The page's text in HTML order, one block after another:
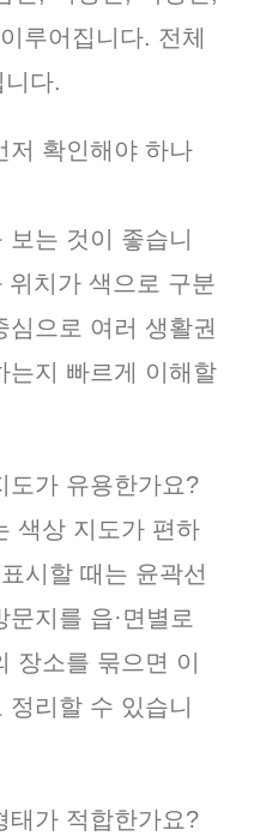
루어집니다. 전체
다.
저 확인해야 하나
는 것이 좋습니
위치가 색으로 구분
으로 여러 생활권
는지 빠르게 이해할
도가 유용한가요?
색상 지도가 편하
시할 때는 윤곽선
지를 읍·면별로
장소를 묶으면 이
리할 수 있습니
태가 적합한가요?